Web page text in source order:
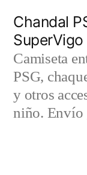
contenido
Chandal
SuperVigo
Camiseta
PSG,
y otros
niño. Envío